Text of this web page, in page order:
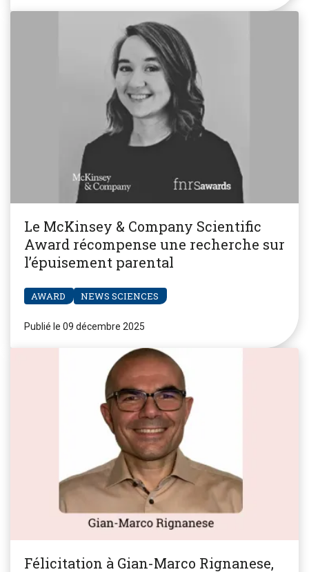
Le McKinsey & Company Scientific
Award récompense une recherche sur
l’épuisement parental
AWARD NEWS SCIENCES
Publié le 09 décembre 2025
Félicitation à Gian-Marco Rignanese,